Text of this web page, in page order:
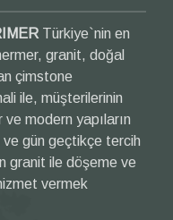
Türkiye`nin en
granit, doğal
çimstone
ile, müşterilerinin
modern yapıların
gün geçtikçe tercih
granit ile döşeme ve
vermek